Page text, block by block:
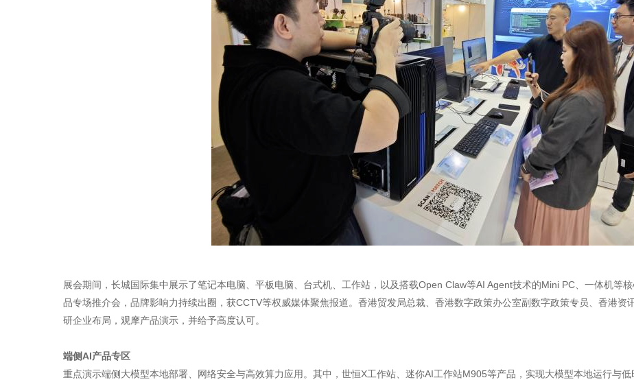
展会期间，长城国际集中展示了笔记本电脑、平板电脑、台式机、工作站，以及搭载Open Claw等AI Agent技术的Mini PC、一体机等
品专场推介会，品牌影响力持续出圈，获CCTV等权威媒体聚焦报道。香港贸发局总裁、香港数字政策办公室副数字政策专员、香港资
研企业布局，观摩产品演示，并给予高度认可。
端侧AI产品专区
重点演示端侧大模型本地部署、网络安全与高效算力应用。其中，世恒X工作站、迷你AI工作站M905等产品，实现大模型本地运行与